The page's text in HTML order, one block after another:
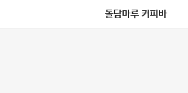
돌담마루 커피바